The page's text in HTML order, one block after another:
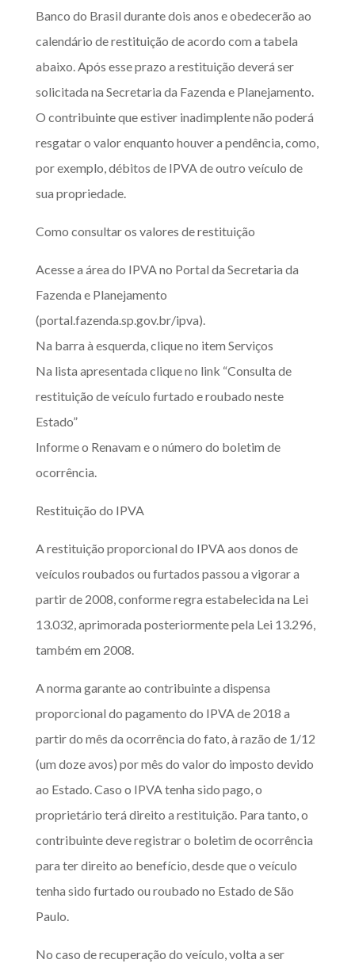
Banco do Brasil durante dois anos e obedecerão ao
calendário de restituição de acordo com a tabela
abaixo. Após esse prazo a restituição deverá ser
solicitada na Secretaria da Fazenda e Planejamento.
O contribuinte que estiver inadimplente não poderá
resgatar o valor enquanto houver a pendência, como,
por exemplo, débitos de IPVA de outro veículo de
sua propriedade.
Como consultar os valores de restituição
Acesse a área do IPVA no Portal da Secretaria da
Fazenda e Planejamento
(portal.fazenda.sp.gov.br/ipva).
Na barra à esquerda, clique no item Serviços
Na lista apresentada clique no link “Consulta de
restituição de veículo furtado e roubado neste
Estado”
Informe o Renavam e o número do boletim de
ocorrência.
Restituição do IPVA
A restituição proporcional do IPVA aos donos de
veículos roubados ou furtados passou a vigorar a
partir de 2008, conforme regra estabelecida na Lei
13.032, aprimorada posteriormente pela Lei 13.296,
também em 2008.
A norma garante ao contribuinte a dispensa
proporcional do pagamento do IPVA de 2018 a
partir do mês da ocorrência do fato, à razão de 1/12
(um doze avos) por mês do valor do imposto devido
ao Estado. Caso o IPVA tenha sido pago, o
proprietário terá direito a restituição. Para tanto, o
contribuinte deve registrar o boletim de ocorrência
para ter direito ao benefício, desde que o veículo
tenha sido furtado ou roubado no Estado de São
Paulo.
No caso de recuperação do veículo, volta a ser